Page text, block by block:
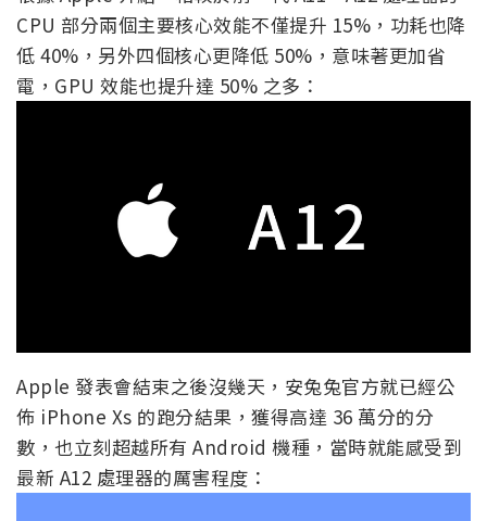
CPU 部分兩個主要核心效能不僅提升 15%，功耗也降
低 40%，另外四個核心更降低 50%，意味著更加省
電，GPU 效能也提升達 50% 之多：
Apple 發表會結束之後沒幾天，安兔兔官方就已經公
佈 iPhone Xs 的跑分結果，獲得高達 36 萬分的分
數，也立刻超越所有 Android 機種，當時就能感受到
最新 A12 處理器的厲害程度：